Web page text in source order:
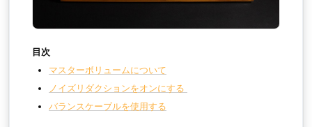
目次
マスターボリュームについて
ノイズリダクションをオンにする
バランスケーブルを使用する